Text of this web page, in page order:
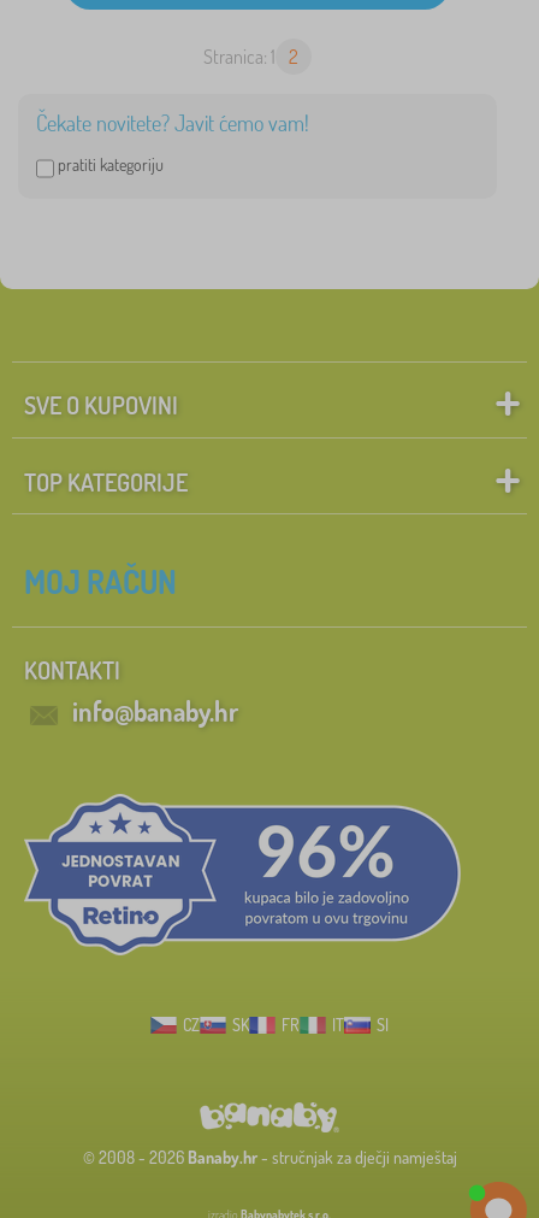
Stranica: 1 2
Čekate novitete? Javit ćemo vam!
pratiti kategoriju
SVE O KUPOVINI
TOP KATEGORIJE
MOJ RAČUN
KONTAKTI
info@banaby.hr
CZ SK FR IT SI
© 2008 - 2026 Banaby.hr- stručnjak za dječji namještaj
izradio Babynabytek s.r.o.